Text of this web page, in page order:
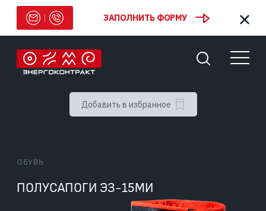
Добавить в избранное
ОБУВЬ
ПОЛУСАПОГИ ЭЗ-15МИ
ЗАПОЛНИТЬ ФОРМУ